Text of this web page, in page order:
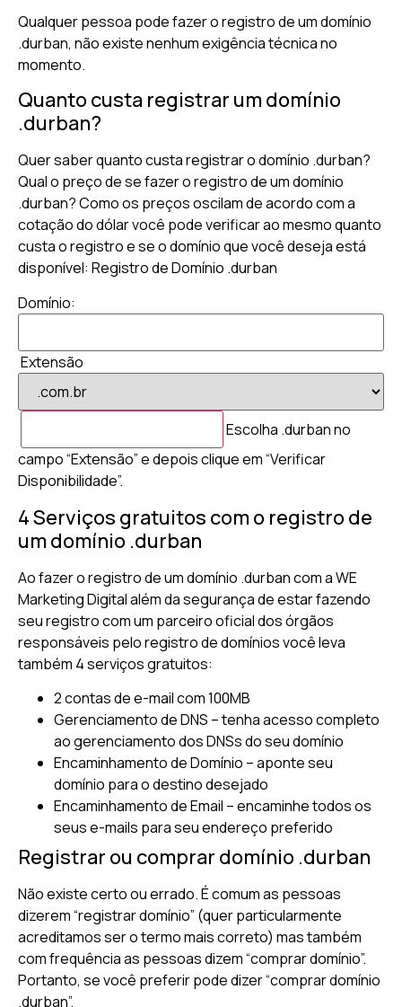
Qualquer pessoa pode fazer o registro de um domínio
.durban, não existe nenhum exigência técnica no
momento.
Quanto custa registrar um domínio
.durban?
Quer saber quanto custa registrar o domínio .durban?
Qual o preço de se fazer o registro de um domínio
.durban? Como os preços oscilam de acordo com a
cotação do dólar você pode verificar ao mesmo quanto
custa o registro e se o domínio que você deseja está
disponível: Registro de Domínio .durban
Domínio:
Extensão
Escolha .durban no
campo “Extensão” e depois clique em “Verificar
Disponibilidade”.
4 Serviços gratuitos com o registro de
um domínio .durban
Ao fazer o registro de um domínio .durban com a WE
Marketing Digital além da segurança de estar fazendo
seu registro com um parceiro oficial dos órgãos
responsáveis pelo registro de domínios você leva
também 4 serviços gratuitos:
2 contas de e-mail com 100MB
Gerenciamento de DNS – tenha acesso completo
ao gerenciamento dos DNSs do seu domínio
Encaminhamento de Domínio – aponte seu
domínio para o destino desejado
Encaminhamento de Email – encaminhe todos os
seus e-mails para seu endereço preferido
Registrar ou comprar domínio .durban
Não existe certo ou errado. É comum as pessoas
dizerem “registrar domínio” (quer particularmente
acreditamos ser o termo mais correto) mas também
com frequência as pessoas dizem “comprar domínio”.
Portanto, se você preferir pode dizer “comprar domínio
.durban”.